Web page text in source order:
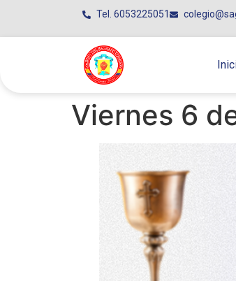
Tel. 6053225051
Viernes 6